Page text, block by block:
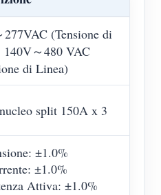
277VAC (Tensione di
140V～480 VAC
di Linea)
split 150A x 3
±1.0%
±1.0%
Attiva: ±1.0%